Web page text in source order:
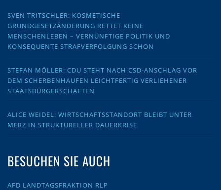
SVEN TRITSCHLER: KOSMETISCHE
GRUNDGESETZÄNDERUNG RETTET KEINE
MENSCHENLEBEN – VERNÜNFTIGE POLITIK UND
KONSEQUENTE STRAFVERFOLGUNG SCHON
STEFAN MÖLLER: CDU STEHT NACH CSD-ANSCHLAG VOR
DEM SCHERBENHAUFEN LEICHTFERTIG VERLIEHENER
STAATSBÜRGERSCHAFTEN
ALICE WEIDEL: WIRTSCHAFTSSTANDORT BLEIBT UNTER
MERZ IN STRUKTURELLER DAUERKRISE
BESUCHEN SIE AUCH
AFD LANDTAGSFRAKTION RLP